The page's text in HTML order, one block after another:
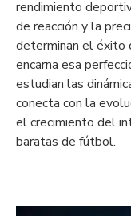
rendimiento
de reacción y la
determinan el éxito
encarna esa
estudian las
conecta con la
el crecimiento del
baratas de fútbol.